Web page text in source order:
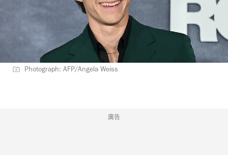
Photograph: AFP/Angela Weiss
廣告